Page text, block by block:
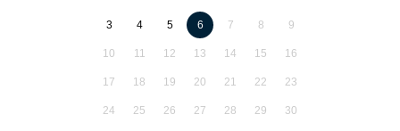
3 4 5 6 7 8 9
10 11 12 13 14 15 16
17 18 19 20 21 22 23
24 25 26 27 28 29 30